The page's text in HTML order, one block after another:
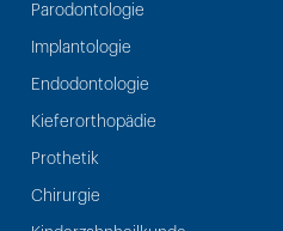
Parodontologie
Implantologie
Endodontologie
Kieferorthopädie
Prothetik
Chirurgie